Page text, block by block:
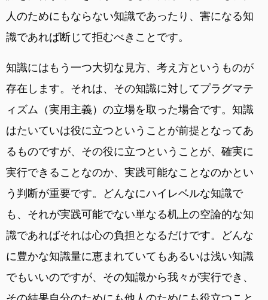
人のためにもならない知識であったり、害になる知
識であれば断じて拒むべきことです。
知識にはもう一つ大切な見方、考え方というものが
存在します。それは、その知識に対してプラグマテ
ィズム（実用主義）の立場を取った場合です。知識
はたいていは役に立つということが前提となってあ
るものですが、その役に立つということが、確実に
実行できることなのか、実践可能なことなのかとい
う判断が重要です。どんなにハイレベルな知識で
も、それが実践可能でない単なる机上の空論的な知
識であればそれは心の負担となるだけです。どんな
に豊かな知識量に恵まれていてもあるいは浅い知識
でもいいのですが、その知識から我々が実行でき、